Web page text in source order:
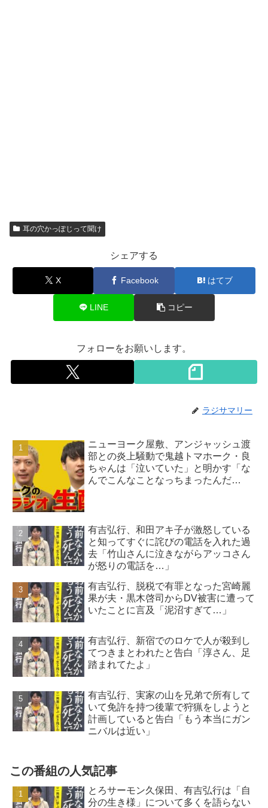
耳の穴かっぽじって聞け
シェアする
X Facebook はてブ
LINE コピー
フォローをお願いします。
ラジサマリー
ニューヨーク屋敷、アンジャッシュ渡
部との炎上騒動で鬼越トマホーク・良
ちゃんは「泣いていた」と明かす「な
んでこんなことなっちまったんだ
有吉弘行、和田アキ子が激怒している
と知ってすぐに詫びの電話を入れた過
去「竹山さんに泣きながらアッコさん
が怒りの電話を…」
有吉弘行、脱税で有罪となった宮崎麗
果が夫・黒木啓司からDV被害に遭って
いたことに言及「泥沼すぎて…」
有吉弘行、新宿でのロケで人が殺到し
てつきまとわれたと告白「淳さん、足
踏まれてたよ」
有吉弘行、実家の山を兄弟で所有して
いて免許を持つ後輩で狩猟をしようと
計画していると告白「もう本当にガン
ニバルは近い」
この番組の人気記事
とろサーモン久保田、有吉弘行は「自
分の生き様」について多くを語らない